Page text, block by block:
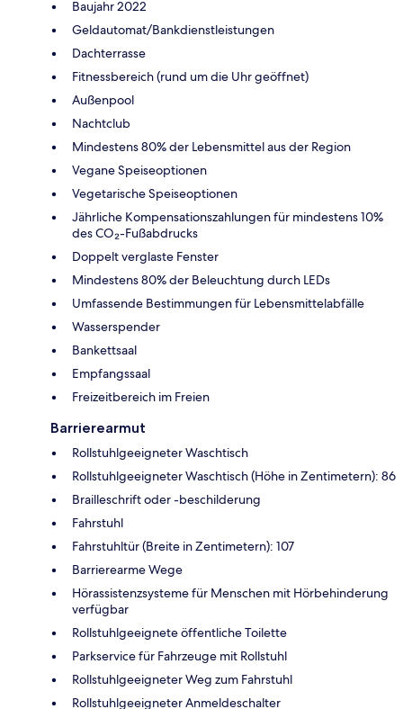
Baujahr 2022
Geldautomat/Bankdienstleistungen
Dachterrasse
Fitnessbereich (rund um die Uhr geöffnet)
Außenpool
Nachtclub
Mindestens 80% der Lebensmittel aus der Region
Vegane Speiseoptionen
Vegetarische Speiseoptionen
Jährliche Kompensationszahlungen für mindestens 10%
des CO₂-Fußabdrucks
Doppelt verglaste Fenster
Mindestens 80% der Beleuchtung durch LEDs
Umfassende Bestimmungen für Lebensmittelabfälle
Wasserspender
Bankettsaal
Empfangssaal
Freizeitbereich im Freien
Barrierearmut
Rollstuhlgeeigneter Waschtisch
Rollstuhlgeeigneter Waschtisch (Höhe in Zentimetern): 86
Brailleschrift oder -beschilderung
Fahrstuhl
Fahrstuhltür (Breite in Zentimetern): 107
Barrierearme Wege
Hörassistenzsysteme für Menschen mit Hörbehinderung
verfügbar
Rollstuhlgeeignete öffentliche Toilette
Parkservice für Fahrzeuge mit Rollstuhl
Rollstuhlgeeigneter Weg zum Fahrstuhl
Rollstuhlgeeigneter Anmeldeschalter